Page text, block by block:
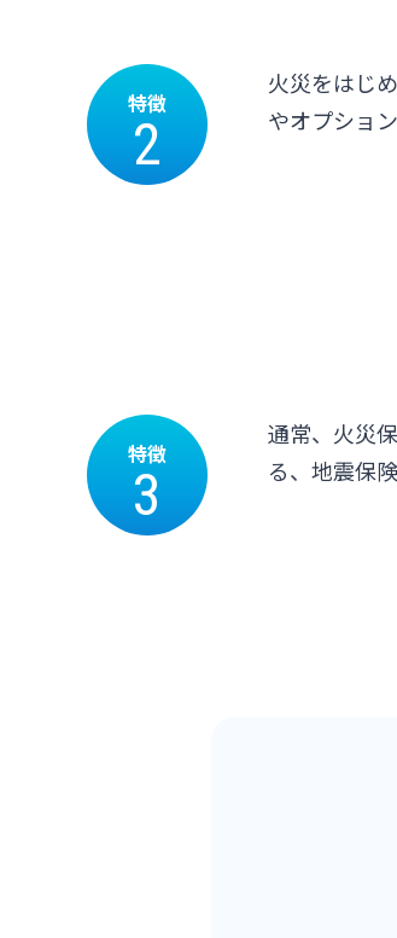
特徴
2
火災をはじ
やオプショ
特徴
3
通常、火災
る、地震保